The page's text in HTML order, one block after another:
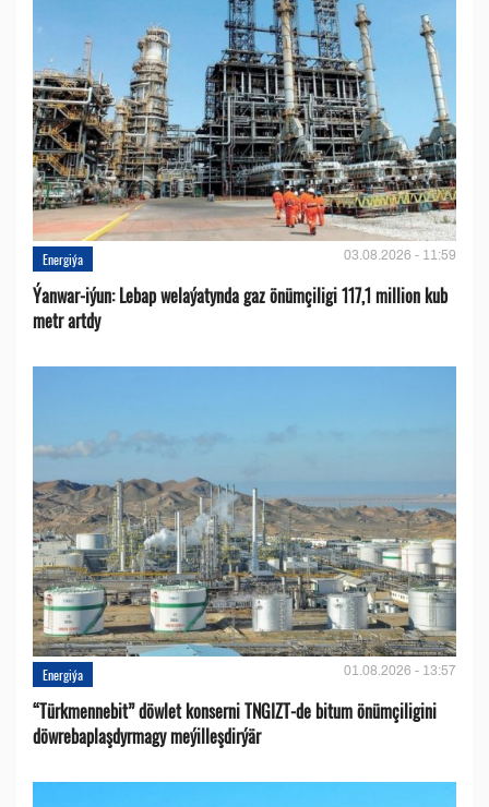
Energiýa 03.08.2026 - 11:59
Ýanwar-iýun: Lebap welaýatynda gaz önümçiligi 117,1 million kub
metr artdy
Energiýa 01.08.2026 - 13:57
“Türkmennebit” döwlet konserni TNGIZT-de bitum önümçiligini
döwrebaplaşdyrmagy meýilleşdirýär